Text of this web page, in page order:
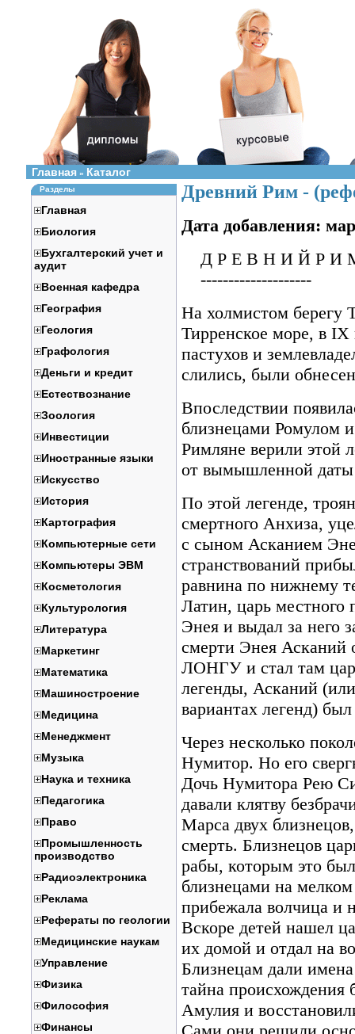
Главная» Каталог
Разделы
Главная
Биология
Бухгалтерский учет и
аудит
Военная кафедра
География
Геология
Графология
Деньги и кредит
Естествознание
Зоология
Инвестиции
Иностранные языки
Искусство
История
Картография
Компьютерные сети
Компьютеры ЭВМ
Косметология
Культурология
Литература
Маркетинг
Математика
Машиностроение
Медицина
Менеджмент
Музыка
Наука и техника
Педагогика
Право
Промышленность
производство
Радиоэлектроника
Реклама
Рефераты по геологии
Медицинские наукам
Управление
Физика
Философия
Финансы
Древний Рим -
Дата добавления:
Д Р Е В Н И Й Р И
--------------------
На холмистом берегу
Тирренское море, в IX
пастухов и
слились, были
Впоследствии
близнецами Ромулом
Римляне верили этой
от вымышленной даты
По этой легенде,
смертного Анхиза,
с сыном Асканием
странствований
равнина по нижнему
Латин, царь
Энея и выдал за него
смерти Энея
ЛОНГУ и стал там
легенды, Асканий
вариантах легенд)
Через несколько
Нумитор. Но его
Дочь Нумитора Рею
давали клятву
Марса двух
смерть. Близнецов
рабы, которым это
близнецами на
прибежала волчица и
Вскоре детей нашел
их домой и отдал на
Близнецам дали
тайна происхождения
Амулия и